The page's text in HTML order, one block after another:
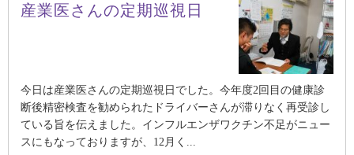
産業医さんの定期巡視日
今日は産業医さんの定期巡視日でした。今年度2回目の健康診
断後精密検査を勧められたドライバーさんが滞りなく再受診し
ている旨を伝えました。インフルエンザワクチン不足がニュー
スにもなっておりますが、12月く...